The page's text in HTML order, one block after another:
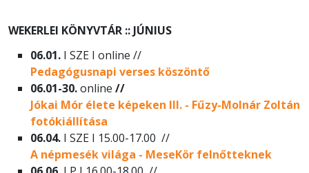
WEKERLEI KÖNYVTÁR :: JÚNIUS
06.01. I SZE I online //
Pedagógusnapi verses köszöntő
06.01-30.online //
Jókai Mór élete képeken III. - Fűzy-Molnár Zoltán
fotókiállítása
06.04. I SZE I 15.00-17.00 //
A népmesék világa - MeseKör felnőtteknek